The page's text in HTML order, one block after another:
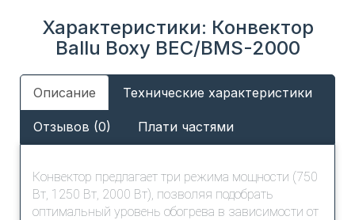
Характеристики: Конвектор
Ballu Boxy BEC/BMS-2000
Описание Технические характеристики
Отзывов (0) Плати частями
Конвектор предлагает три режима мощности (750
Вт, 1250 Вт, 2000 Вт), позволяя подобрать
оптимальный уровень обогрева в зависимости от